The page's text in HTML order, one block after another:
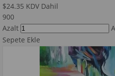
$24.35 KDV Dahil
900
Azalt
Sepete Ekle